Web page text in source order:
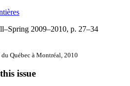
2009–2010, p. 27–34
Québec à Montréal, 2010
issue